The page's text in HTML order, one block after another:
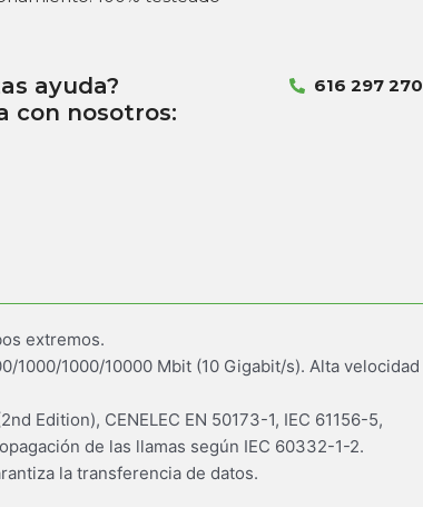
ayuda?
con nosotros:
616 297 270
extremos.
1000/1000/10000 Mbit (10 Gigabit/s). Alta velocidad
Edition), CENELEC EN 50173-1, IEC 61156-5,
de las llamas según IEC 60332-1-2.
la transferencia de datos.